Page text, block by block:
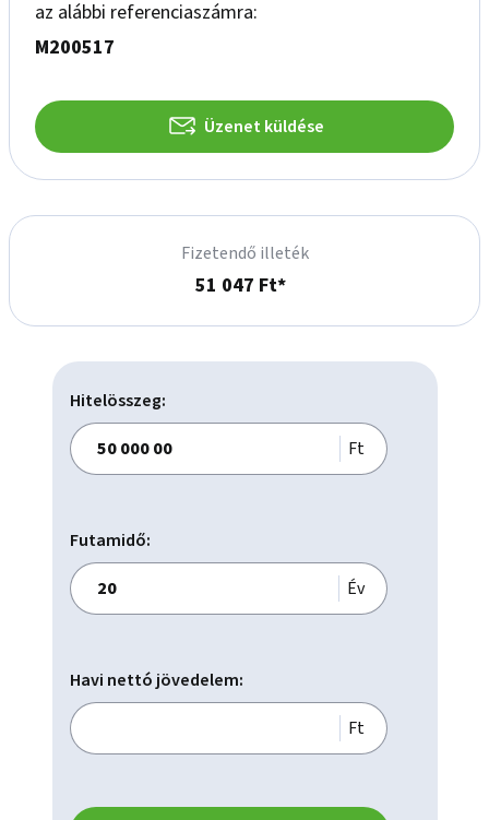
-      Bérlehető parkoló
-	Lift
az alábbi referenciaszámra:
M200517
Üzenet küldése
Fizetendő illeték
51 047 Ft*
Hitelösszeg:
Ft
Futamidő:
Év
Havi nettó jövedelem:
Ft